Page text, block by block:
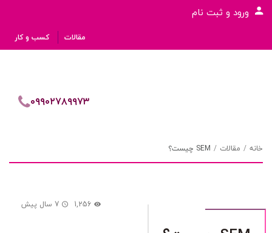
ورود و ثبت نام
مقالات کسب و کار
۰۹۹۰۲۷۸۹۹۷۳
خانه مقالات SEM چیست؟
7 سال پیش 1,256